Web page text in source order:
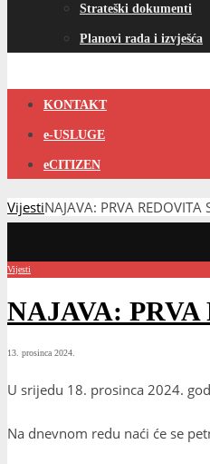
Strateški dokumenti
Planovi rada i izvješća
KONTAKT
e-USLUGE
eCITIZEN
VijestiNAJAVA: PRVA REDOVITA
Vijesti
NAJAVA:
13. prosinca 2024.
U srijedu 18. prosinca 2024.
Na dnevnom redu naći će se